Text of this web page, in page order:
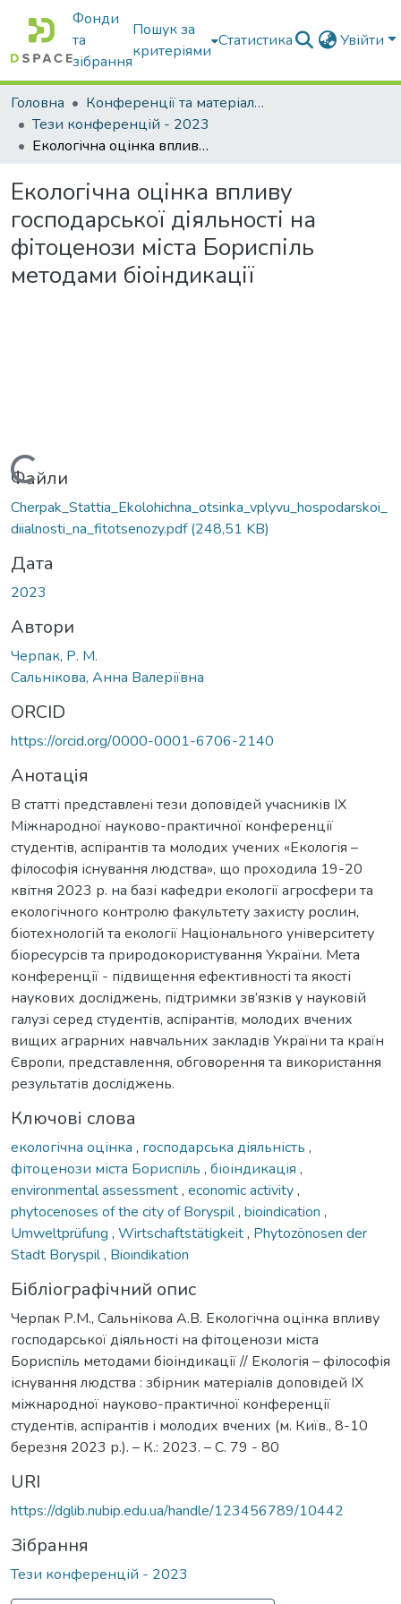
Фонди
та
зібрання
Пошук за
критеріями
Статистика Увійти
Головна
Конференції та матеріали конференцій
Тези конференцій - 2023
Екологічна оцінка впливу господарської діяльності на фітоценози міста Бориспіль методами біоіндикації
Екологічна оцінка впливу
господарської діяльності на
фітоценози міста Бориспіль
методами біоіндикації
Вантажиться...
Файли
Cherpak_Stattia_Ekolohichna_otsinka_vplyvu_hospodarskoi_
diialnosti_na_fitotsenozy.pdf(248,51 KB)
Дата
2023
Автори
Черпак, Р. М.
Сальнікова, Анна Валеріївна
ORCID
https://orcid.org/0000-0001-6706-2140
Анотація
В статті представлені тези доповідей учасників ІХ
Міжнародної науково-практичної конференції
студентів, аспірантів та молодих учених «Екологія –
філософія існування людства», що проходила 19-20
квітня 2023 р. на базі кафедри екології агросфери та
екологічного контролю факультету захисту рослин,
біотехнологій та екології Національного університету
біоресурсів та природокористування України. Мета
конференції - підвищення ефективності та якості
наукових досліджень, підтримки зв’язків у науковій
галузі серед студентів, аспірантів, молодих вчених
вищих аграрних навчальних закладів України та країн
Європи, представлення, обговорення та використання
результатів досліджень.
Ключові слова
екологічна оцінка , господарська діяльність ,
фітоценози міста Бориспіль , біоіндикація ,
environmental assessment, economic activity,
phytocenoses of the city of Boryspil, bioindication ,
Umweltprüfung , Wirtschaftstätigkeit, Phytozönosen der
Stadt Boryspil, Bioindikation
Бібліографічний опис
Черпак Р.М., Сальнікова А.В. Екологічна оцінка впливу
господарської діяльності на фітоценози міста
Бориспіль методами біоіндикації // Екологія – філософія
існування людства : збірник матеріалів доповідей ІХ
міжнародної науково-практичної конференції
студентів, аспірантів і молодих вчених (м. Київ., 8-10
березня 2023 р.). – К.: 2023. – С. 79 - 80
URI
https://dglib.nubip.edu.ua/handle/123456789/10442
Зібрання
Тези конференцій - 2023